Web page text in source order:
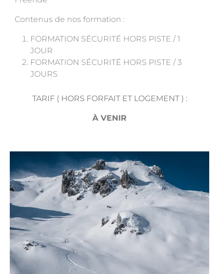
Contenus de nos formation :
FORMATION SÉCURITÉ HORS PISTE / 1
JOUR
FORMATION SÉCURITÉ HORS PISTE / 3
JOURS
TARIF ( HORS FORFAIT ET LOGEMENT ) :
À VENIR